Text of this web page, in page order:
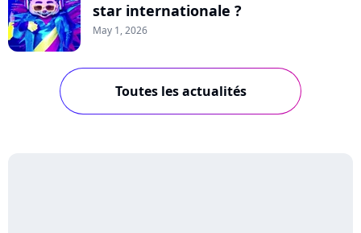
star internationale ?
May 1, 2026
Toutes les actualités